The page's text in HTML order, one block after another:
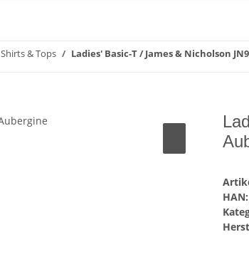
Shirts & Tops Ladies' Basic-T / James & Nicholson
HAN: